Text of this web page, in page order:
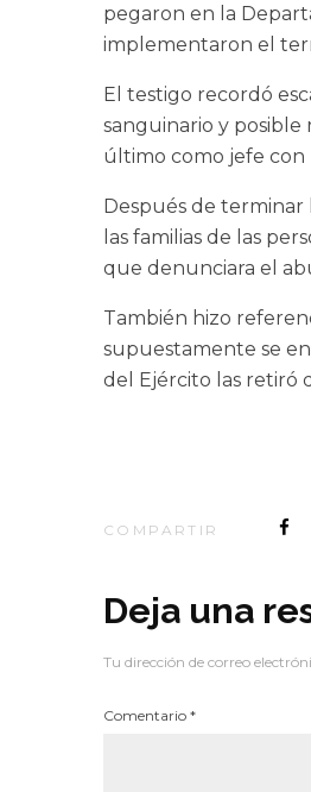
pegaron en la
implementaron el
El testigo recordó
sanguinario y posible
último como jefe
Después de terminar
las familias de las
que denunciara el
También hizo
supuestamente se
del Ejército las retiró
COMPARTIR
Deja una
Tu dirección de correo
Comentario *